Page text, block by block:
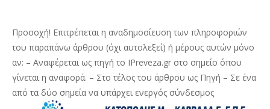
Προσοχή! Επιτρέπεται η αναδημοσίευση των πληροφοριών
του παραπάνω άρθρου (όχι αυτολεξεί) ή μέρους αυτών μόνο
αν: – Αναφέρεται ως πηγή το IPreveza.gr στο σημείο όπου
γίνεται η αναφορά. – Στο τέλος του άρθρου ως Πηγή – Σε ένα
από τα δύο σημεία να υπάρχει ενεργός σύνδεσμος